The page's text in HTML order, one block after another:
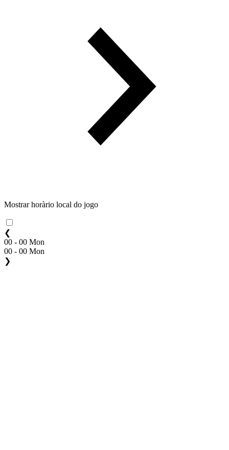
Mostrar horàrio local do jogo
❮
00 - 00 Mon
00 - 00 Mon
❯